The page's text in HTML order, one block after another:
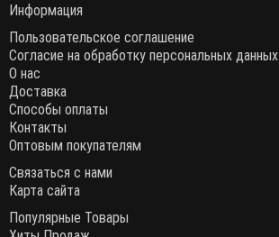
Информация
Пользовательское соглашение
Согласие на обработку персональных данных
О нас
Доставка
Способы оплаты
Контакты
Оптовым покупателям
Связаться с нами
Карта сайта
Популярные Товары